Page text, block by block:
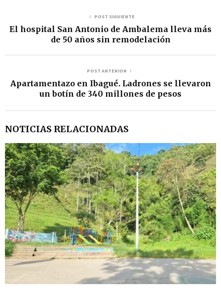
POST SIGUIENTE
El hospital San Antonio de Ambalema lleva más
de 50 años sin remodelación
POST ANTERIOR
Apartamentazo en Ibagué. Ladrones se llevaron
un botín de 340 millones de pesos
NOTICIAS RELACIONADAS